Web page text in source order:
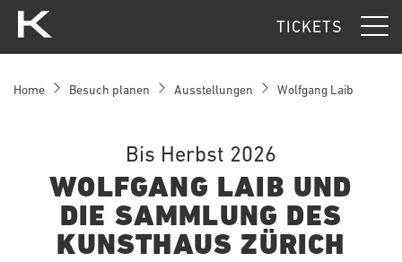
TICKETS
Home Besuch planen Ausstellungen Wolfgang Laib
Bis Herbst 2026
WOLFGANG LAIB UND
DIE SAMMLUNG DES
KUNSTHAUS ZÜRICH